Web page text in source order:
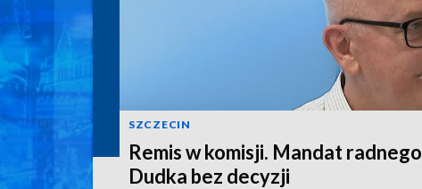
SZCZECIN
Remis w komisji. Mandat radnego
Dudka bez decyzji